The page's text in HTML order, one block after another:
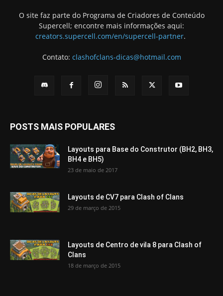
O site faz parte do Programa de Criadores de Conteúdo
Supercell; encontre mais informações aqui:
creators.supercell.com/en/supercell-partner.
Contato: clashofclans-dicas@hotmail.com
POSTS MAIS POPULARES
Layouts para Base do Construtor (BH2, BH3,
BH4 e BH5)
23 de maio de 2017
Layouts de CV7 para Clash of Clans
29 de março de 2015
Layouts de Centro de vila 8 para Clash of
Clans
18 de março de 2015